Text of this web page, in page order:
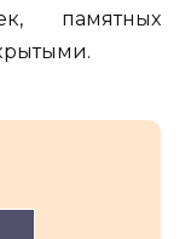
памятных